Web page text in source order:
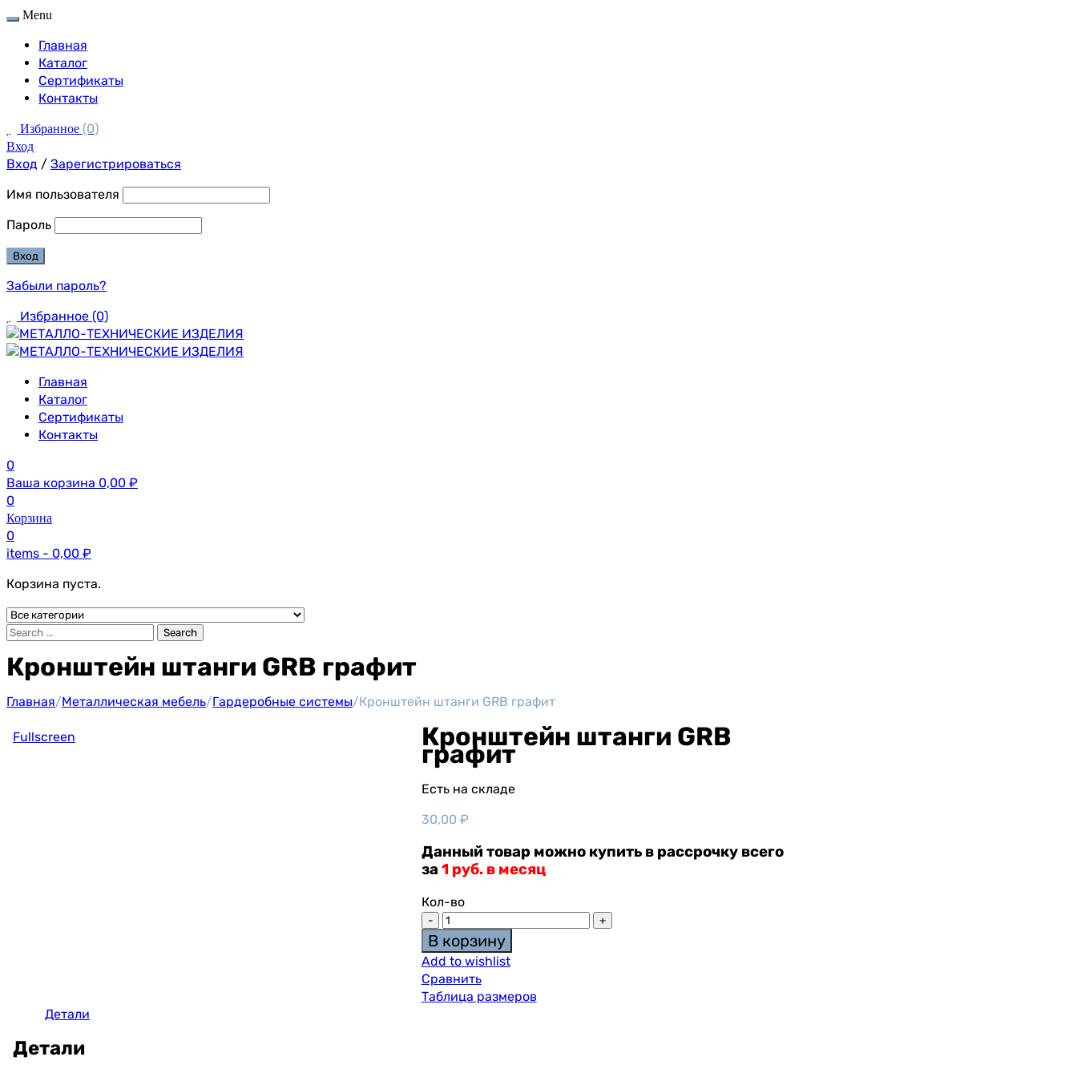
Menu
Главная
Каталог
Сертификаты
Контакты
Избранное (0)
Вход
Вход / Зарегистрироваться
Имя пользователя
Пароль
Забыли пароль?
Избранное (0)
Главная
Каталог
Сертификаты
Контакты
0
Ваша корзина 0,00 ₽
0
Корзина
0
items - 0,00 ₽
Корзина пуста.
Search
Кронштейн штанги GRB графит
Главная/Металлическая мебель/Гардеробные системы/Кронштейн штанги GRB графит
Fullscreen Кронштейн штанги GRB
графит
Есть на складе
30,00 ₽
Данный товар можно купить в рассрочку всего
за 1 руб. в месяц
Кол-во
В корзину
Add to wishlist
Сравнить
Таблица размеров
Детали
Детали